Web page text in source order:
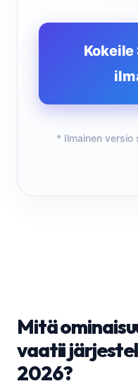
* Ilmainen versio
Mitä
vaatii
2026?